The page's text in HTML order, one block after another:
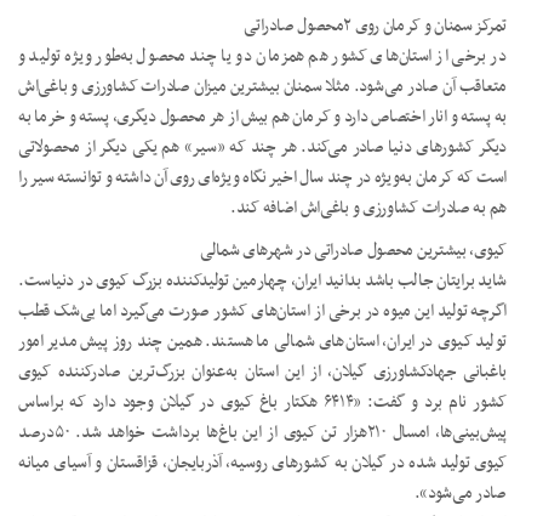
تمرکز سمنان و کرمان روی ۲محصول صادراتی
در برخی از استان‌های کشور هم همزمان دو یا چند محصول به‌طور ویژه تولید و
متعاقب آن صادر می‌شود. مثلا سمنان بیشترین میزان صادرات کشاورزی و باغی‌اش
به پسته و انار اختصاص دارد و کرمان هم بیش از هر محصول دیگری، پسته و خرما به
دیگر کشورهای دنیا صادر می‌کند. هر چند که «سیر» هم یکی دیگر از محصولاتی
است که کرمان به‌ویژه در چند سال اخیر نگاه ویژه‌ای روی آن داشته و توانسته سیر را
هم به صادرات کشاورزی و باغی‌‌اش اضافه کند.
کیوی، بیشترین محصول صادراتی در شهرهای شمالی
شاید برایتان جالب باشد بدانید ایران، چهارمین تولیدکننده بزرگ کیوی در دنیاست.
اگرچه تولید این میوه در برخی از استان‌های کشور صورت می‌گیرد اما بی‌شک قطب
تولید کیوی در ایران، استان‌های شمالی ما هستند. همین چند روز پیش مدیر امور
باغبانی جهادکشاورزی گیلان، از این استان به‌عنوان بزرگ‌ترین صادرکننده کیوی
کشور نام برد و گفت: «۶۴۱۴ هکتار باغ کیوی در گیلان وجود دارد که براساس
پیش‌بینی‌ها، امسال ۲۱۰هزار تن کیوی از این باغ‌ها برداشت خواهد شد. ۵۰درصد
کیوی تولید شده در گیلان به کشورهای روسیه، آذربایجان، قزاقستان و آسیای میانه
صادر می‌شود».